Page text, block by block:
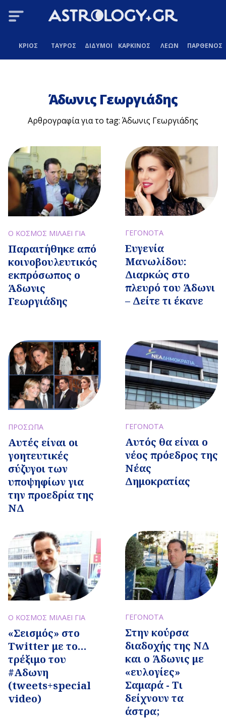
ΚΡΙΟΣ ΤΑΥΡΟΣ ΔΙΔΥΜΟΙ ΚΑΡΚΙΝΟΣ ΛΕΩΝ ΠΑΡΘΕΝΟΣ
Άδωνις Γεωργιάδης
Αρθρογραφία για το tag: Άδωνις Γεωργιάδης
Ο ΚΟΣΜΟΣ ΜΙΛΑΕΙ ΓΙΑ
Παραιτήθηκε από
κοινοβουλευτικός
εκπρόσωπος ο
Άδωνις
Γεωργιάδης
ΓΕΓΟΝΟΤΑ
Ευγενία
Μανωλίδου:
Διαρκώς στο
πλευρό του Άδωνι
– Δείτε τι έκανε
ΠΡΟΣΩΠΑ
Αυτές είναι οι
γοητευτικές
σύζυγοι των
υποψηφίων για
την προεδρία της
ΝΔ
ΓΕΓΟΝΟΤΑ
Αυτός θα είναι ο
νέος πρόεδρος της
Νέας
Δημοκρατίας
Ο ΚΟΣΜΟΣ ΜΙΛΑΕΙ ΓΙΑ
«Σεισμός» στο
Twitter με το…
τρέξιμο του
#Αδωνη
(tweets+special
video)
ΓΕΓΟΝΟΤΑ
Στην κούρσα
διαδοχής της ΝΔ
και ο Άδωνις με
«ευλογίες»
Σαμαρά - Τι
δείχνουν τα
άστρα;